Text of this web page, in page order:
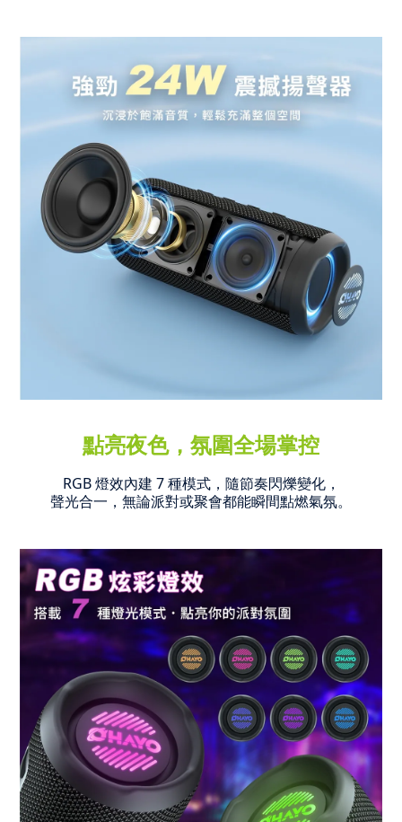
點亮夜色，氛圍全場掌控
RGB 燈效內建 7 種模式，隨節奏閃爍變化，
聲光合一，無論派對或聚會都能瞬間點燃氣氛。